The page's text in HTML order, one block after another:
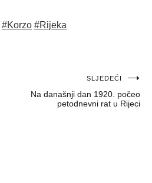
#Korzo #Rijeka
SLJEDEĆI
Na današnji dan 1920. počeo
petodnevni rat u Rijeci